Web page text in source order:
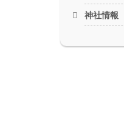
神社情報